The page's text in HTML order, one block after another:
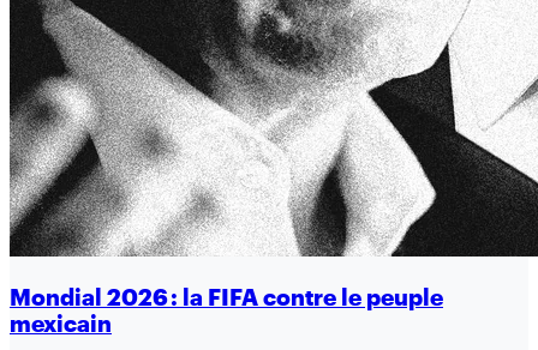
Mondial 2026 : la FIFA contre le peuple
mexicain